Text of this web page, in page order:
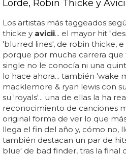
Lorde, Robin Thicke y
Los artistas más taggeados
thicke y avicii... el mayor hit
'blurred lines', de robin thicke,
porque por mucha carrera que
single no le conocía ni una
lo hace ahora... también 'wake
macklemore & ryan lewis con
su 'royals'... una de ellas la ha
reconocimiento de canciones
original forma de ver lo que
llega el fin del año y, cómo no,
también destacan un par de
blue' de bad finder, tras la final